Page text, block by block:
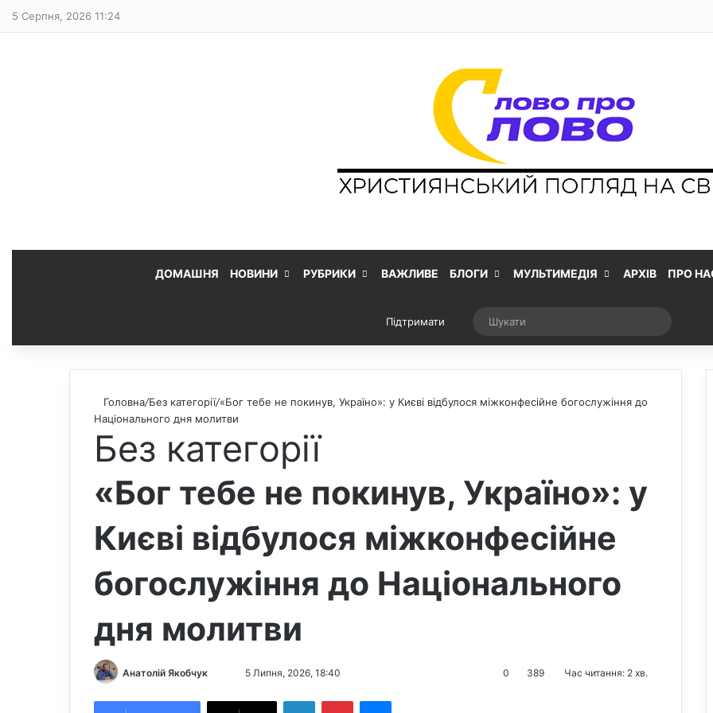
5 Серпня, 2026 11:24
ДОМАШНЯ НОВИНИ РУБРИКИ ВАЖЛИВЕ БЛОГИ МУЛЬТИМЕДІЯ АРХІВ ПРО
Підтримати Випадкова стаття
Головна/Без категорії/«Бог тебе не покинув, Україно»: у Києві відбулося міжконфесійне богослужіння до
Національного дня молитви
Без категорії
«Бог тебе не покинув, Україно»: у
Києві відбулося міжконфесійне
богослужіння до Національного
дня молитви
Анатолій Якобчук 5 Липня, 2026, 18:40 0 389 Час читання: 2 хв.